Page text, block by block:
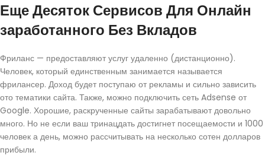
Еще Десяток Сервисов Для Онлайн
заработанного Без Вкладов
Фриланс — предоставляют услуг удаленно (дистанционно).
Человек, который единственным занимается называется
фрилансер. Доход будет поступаю от рекламы и сильно зависить
ото тематики сайта. Также, можно подключить сеть Adsense от
Google. Хорошие, раскрученные сайты зарабатывают довольно
много. Но не если ваш тринацдать достигнет посещаемости и 1000
человек а день, можно рассчитывать на несколько сотен долларов
прибыли.